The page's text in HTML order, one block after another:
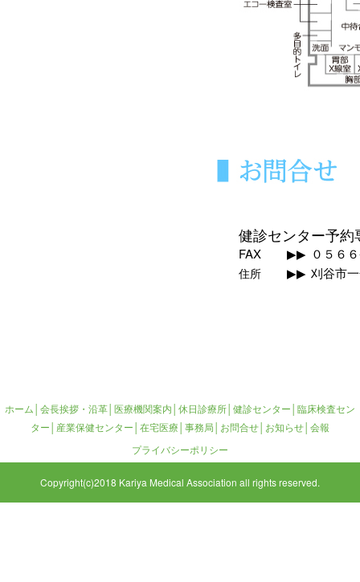
健診センター予
FAX ▶▶ ０５６
住所 ▶▶ 刈谷市
ホーム│ 会長挨拶・沿革│ 医療機関案内│ 休日診療所│健診センター│ 臨床検査セン
ター│ 産業保健センター│ 在宅医療│ 事務局│ お問合せ│ お知らせ│ 会報
プライバシーポリシー
Copyright(c)2018 Kariya Medical Association all rights reserved.